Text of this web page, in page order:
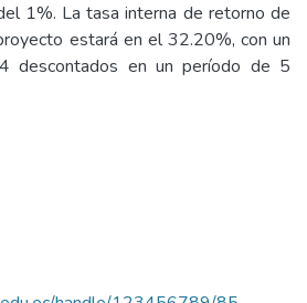
1%. La tasa interna de retorno de
estará en el 32.20%, con un
descontados en un período de 5